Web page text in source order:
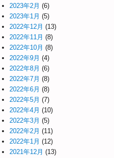
2023年2月 (6)
2023年1月 (5)
2022年12月 (13)
2022年11月 (8)
2022年10月 (8)
2022年9月 (4)
2022年8月 (6)
2022年7月 (8)
2022年6月 (8)
2022年5月 (7)
2022年4月 (10)
2022年3月 (5)
2022年2月 (11)
2022年1月 (12)
2021年12月 (13)